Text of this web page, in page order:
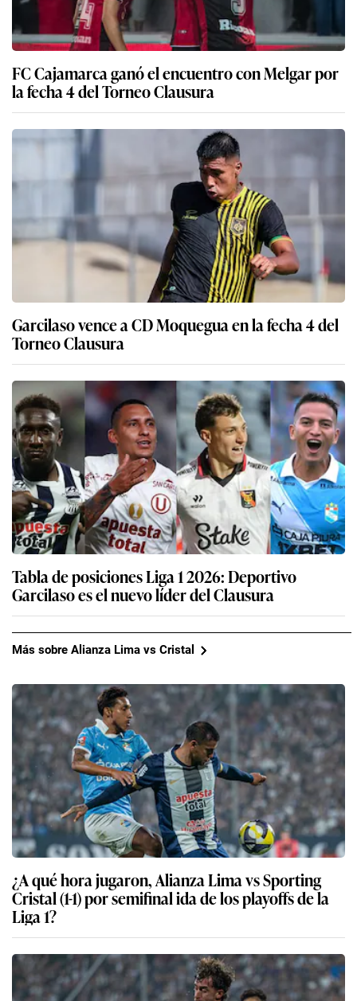
FC Cajamarca ganó el encuentro con Melgar por
la fecha 4 del Torneo Clausura
Garcilaso vence a CD Moquegua en la fecha 4 del
Torneo Clausura
Tabla de posiciones Liga 1 2026: Deportivo
Garcilaso es el nuevo líder del Clausura
Más sobre Alianza Lima vs Cristal
¿A qué hora jugaron, Alianza Lima vs Sporting
Cristal (1-1) por semifinal ida de los playoffs de la
Liga 1?